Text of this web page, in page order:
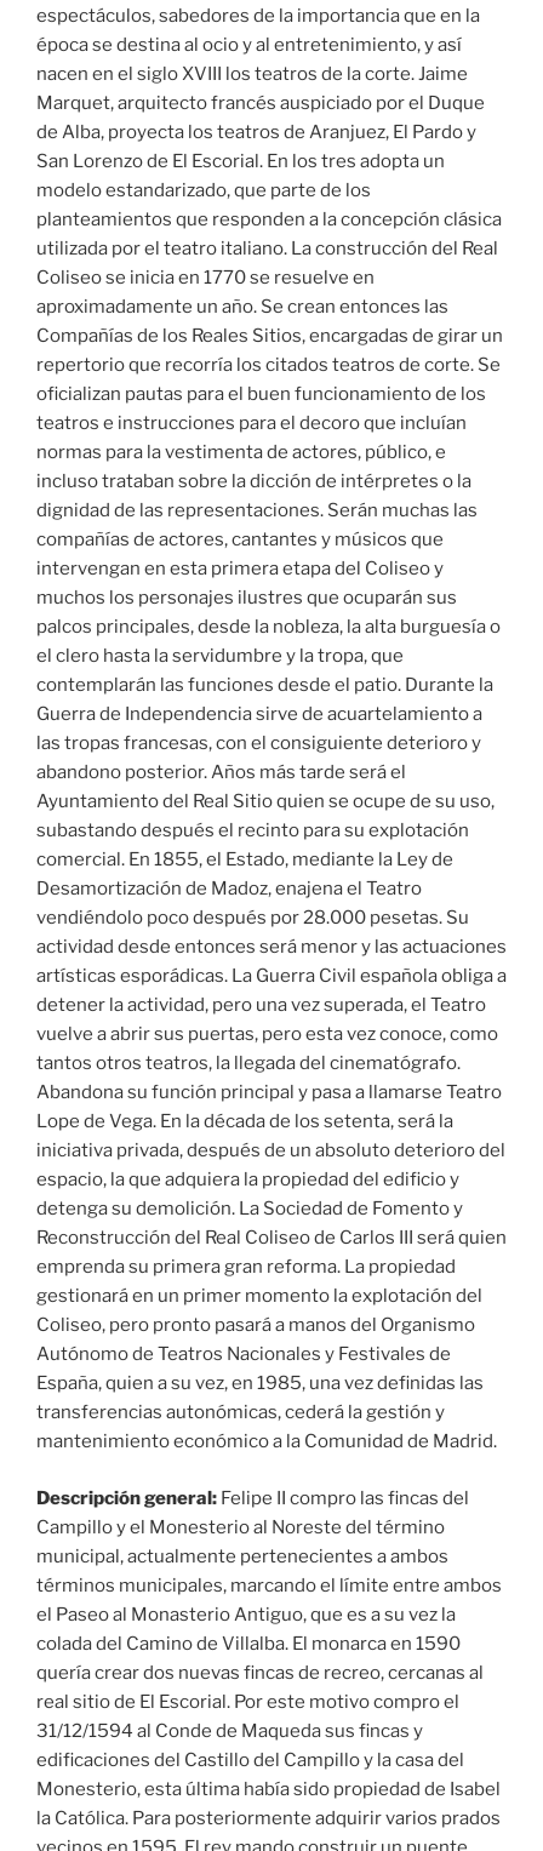
espectáculos, sabedores de la importancia que en la
época se destina al ocio y al entretenimiento, y así
nacen en el siglo XVIII los teatros de la corte. Jaime
Marquet, arquitecto francés auspiciado por el Duque
de Alba, proyecta los teatros de Aranjuez, El Pardo y
San Lorenzo de El Escorial. En los tres adopta un
modelo estandarizado, que parte de los
planteamientos que responden a la concepción clásica
utilizada por el teatro italiano. La construcción del Real
Coliseo se inicia en 1770 se resuelve en
aproximadamente un año. Se crean entonces las
Compañías de los Reales Sitios, encargadas de girar un
repertorio que recorría los citados teatros de corte. Se
oficializan pautas para el buen funcionamiento de los
teatros e instrucciones para el decoro que incluían
normas para la vestimenta de actores, público, e
incluso trataban sobre la dicción de intérpretes o la
dignidad de las representaciones. Serán muchas las
compañías de actores, cantantes y músicos que
intervengan en esta primera etapa del Coliseo y
muchos los personajes ilustres que ocuparán sus
palcos principales, desde la nobleza, la alta burguesía o
el clero hasta la servidumbre y la tropa, que
contemplarán las funciones desde el patio. Durante la
Guerra de Independencia sirve de acuartelamiento a
las tropas francesas, con el consiguiente deterioro y
abandono posterior. Años más tarde será el
Ayuntamiento del Real Sitio quien se ocupe de su uso,
subastando después el recinto para su explotación
comercial. En 1855, el Estado, mediante la Ley de
Desamortización de Madoz, enajena el Teatro
vendiéndolo poco después por 28.000 pesetas. Su
actividad desde entonces será menor y las actuaciones
artísticas esporádicas. La Guerra Civil española obliga a
detener la actividad, pero una vez superada, el Teatro
vuelve a abrir sus puertas, pero esta vez conoce, como
tantos otros teatros, la llegada del cinematógrafo.
Abandona su función principal y pasa a llamarse Teatro
Lope de Vega. En la década de los setenta, será la
iniciativa privada, después de un absoluto deterioro del
espacio, la que adquiera la propiedad del edificio y
detenga su demolición. La Sociedad de Fomento y
Reconstrucción del Real Coliseo de Carlos III será quien
emprenda su primera gran reforma. La propiedad
gestionará en un primer momento la explotación del
Coliseo, pero pronto pasará a manos del Organismo
Autónomo de Teatros Nacionales y Festivales de
España, quien a su vez, en 1985, una vez definidas las
transferencias autonómicas, cederá la gestión y
mantenimiento económico a la Comunidad de Madrid.
Descripción general: Felipe II compro las fincas del
Campillo y el Monesterio al Noreste del término
municipal, actualmente pertenecientes a ambos
términos municipales, marcando el límite entre ambos
el Paseo al Monasterio Antiguo, que es a su vez la
colada del Camino de Villalba. El monarca en 1590
quería crear dos nuevas fincas de recreo, cercanas al
real sitio de El Escorial. Por este motivo compro el
31/12/1594 al Conde de Maqueda sus fincas y
edificaciones del Castillo del Campillo y la casa del
Monesterio, esta última había sido propiedad de Isabel
la Católica. Para posteriormente adquirir varios prados